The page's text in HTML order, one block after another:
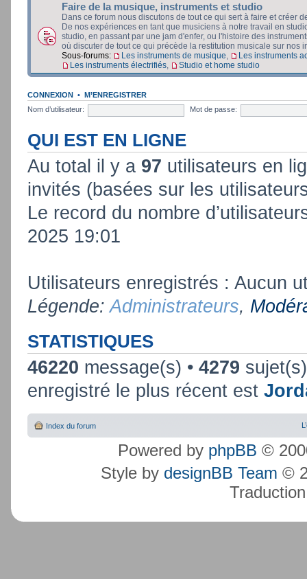
Faire de la musique, instruments et studio
Dans ce forum nous discutons de tout ce qui sert à faire et créer
De nos expériences en tant que musiciens à notre travail en
studio, en passant par une jam d'enfer, ou l'histoire des
où discuter de tout ce qui précède la restitution musicale sur nos
Sous-forums:
Les instruments de musique
Les instruments
Les instruments électrifiés
Studio et home studio
CONNEXION • M’ENREGISTRER
Nom d’utilisateur:
Mot de passe:
QUI EST EN LIGNE
Au total il y a 97 utilisateurs en
invités (basées sur les
Le record du nombre
2025 19:01
Utilisateurs enregistrés : Aucun
Légende:Administrateurs,
STATISTIQUES
46220 message(s) • 4279
enregistré le plus récent est
Index du forum
Powered by phpBB ©
Style by designBB Team ©